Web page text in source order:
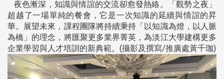
夜色漸深，知識與情誼的交流卻愈發熱絡。「觀勢之夜」
超越了一場單純的餐會，它是一次知識的延續與情誼的昇
華。展望未來，課程團隊將持續秉持「以知識為燈，以人脈
為橋」的理念，將匯聚更多業界菁英，為淡江大學建構更多
企業學習與人才培訓的新典範。(攝影及撰寫/推廣處黃千珈)